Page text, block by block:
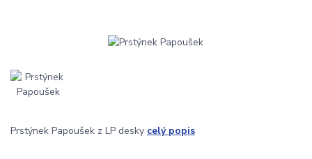
Prstýnek Papoušek z LP desky celý popis